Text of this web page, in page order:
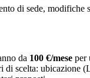
di sede, modifiche
da 100 €/mese per
scelta: ubicazione